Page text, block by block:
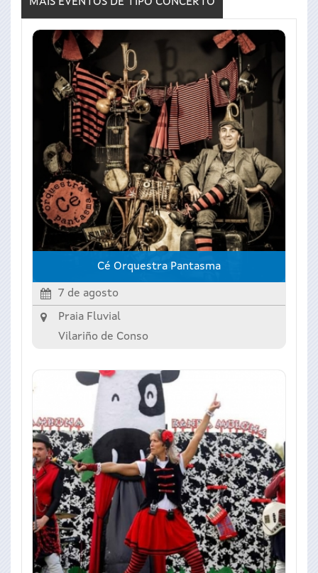
Cé Orquestra Pantasma
7 de agosto
Praia Fluvial
Vilariño de Conso